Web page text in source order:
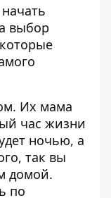
выбор
Их мама
час жизни
ночью, а
так вы
домой.
по